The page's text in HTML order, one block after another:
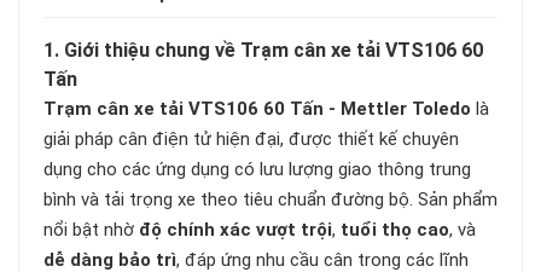
1. Giới thiệu chung về Trạm cân xe tải VTS106 60
Tấn
Trạm cân xe tải VTS106 60 Tấn - Mettler Toledo là
giải pháp cân điện tử hiện đại, được thiết kế chuyên
dụng cho các ứng dụng có lưu lượng giao thông trung
bình và tải trọng xe theo tiêu chuẩn đường bộ. Sản phẩm
nổi bật nhờ độ chính xác vượt trội, tuổi thọ cao, và
dễ dàng bảo trì, đáp ứng nhu cầu cân trong các lĩnh